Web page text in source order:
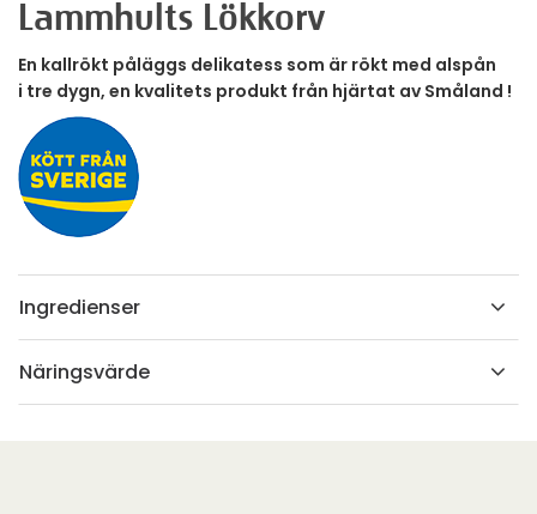
Lammhults Lökkorv
En kallrökt påläggs delikatess som är rökt med alspån
i tre dygn, en kvalitets produkt från hjärtat av Småland !
Ingredienser
Näringsvärde